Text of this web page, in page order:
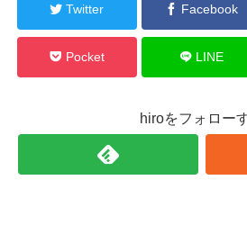
Twitter Facebook
Pocket LINE
hiroをフォロー